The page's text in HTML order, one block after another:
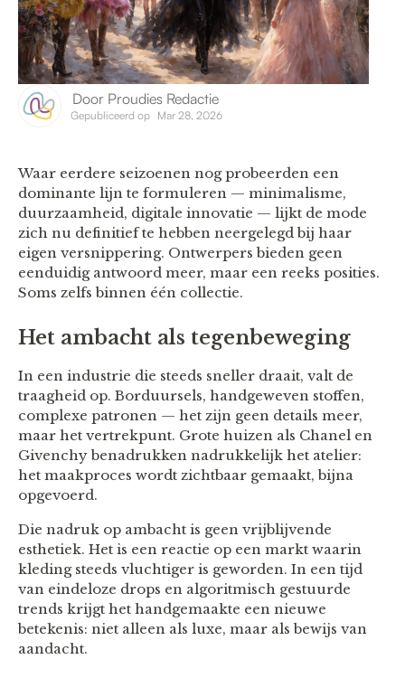
Door Proudies Redactie
Gepubliceerd op Mar 28, 2026
Waar eerdere seizoenen nog probeerden een
dominante lijn te formuleren — minimalisme,
duurzaamheid, digitale innovatie — lijkt de mode
zich nu definitief te hebben neergelegd bij haar
eigen versnippering. Ontwerpers bieden geen
eenduidig antwoord meer, maar een reeks posities.
Soms zelfs binnen één collectie.
Het ambacht als tegenbeweging
In een industrie die steeds sneller draait, valt de
traagheid op. Borduursels, handgeweven stoffen,
complexe patronen — het zijn geen details meer,
maar het vertrekpunt. Grote huizen als Chanel en
Givenchy benadrukken nadrukkelijk het atelier:
het maakproces wordt zichtbaar gemaakt, bijna
opgevoerd.
Die nadruk op ambacht is geen vrijblijvende
esthetiek. Het is een reactie op een markt waarin
kleding steeds vluchtiger is geworden. In een tijd
van eindeloze drops en algoritmisch gestuurde
trends krijgt het handgemaakte een nieuwe
betekenis: niet alleen als luxe, maar als bewijs van
aandacht.